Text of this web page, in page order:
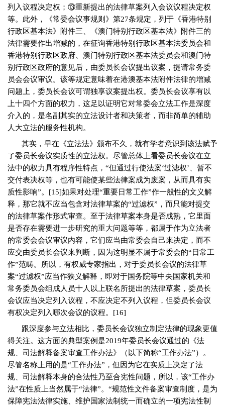
列入议程决定权； ⑬重新提出的法律草案列入会议议程决定权
等。此外，《常委会议事规则》第27条规定，列于《香港特别
行政区基本法》附件三、《澳门特别行政区基本法》附件三的
法律需要作出增减的，在征询香港特别行政区基本法委员会和
香港特别行政区政府、澳门特别行政区基本法委员会和澳门特
别行政区政府的意见后，由委员长会议提出议案，提请常务委
员会会议审议。该等规定意味着在港澳基本法附件法律的增减
问题上，委员长会议可谓独享议案提出权。委员长会议享有以
上十四个方面的权力，这足以证明它对常委会立法工作是深度
介入的，是名副其实的立法设计者和决策者，而非简单的辅助
人大立法的服务性机构。
其实，早在《立法法》颁布不久，就有学者意识到该法赋予
了委员长会议实质性的立法权。尽管总体上看委员长会议在立
法中的权力具有程序性特点，“但通过行使法案‘过滤权’、暂不
交付表决权等，也有可能使某些法律案成为废案，从而具有实
质性影响”。 [15]如果对处理“重要日常工作”作一般性的文义解
释，那它就不应当包含对法律草案的“过滤权”，而只能对提交
的法律草案作形式审查。至于法律草案本身是否成熟，它里面
是否存在需要进一步研究的重大问题等等，都属于作为立法者
的常委会会议审议内容，它们应当由常委会自己来决定，而不
应交由委员长会议来判断，因为这明显不属于常委会的“日常工
作”范畴。所以，有权威专家指出，对于委员长会议的法律草
案“过滤权”应当作狭义解释，即对于国务院等中央国家机关和
常务委员会组成人员十人以上联名所提出的法律草案，委员长
会议应当决定列入议程，不应决定不列入议程，但委员长会议
有权决定列入哪次会议的议程。 [16]
跟深度参与立法相比，委员长会议独立制定法律的现象更值
得关注。这方面的典型案例是2019年委员长会议通过的《法
规、司法解释备案审查工作办法》（以下简称“工作办法”）。
尽管名称上用的是“工作办法”，但因为它在实质上决定了法
规、司法解释本身的合法性乃至合宪性问题，所以，该“工作办
法”在性质上当然属于“法律”。“规范性文件备案审查制度，是为
保障宪法法律实施、维护国家法制统一而确立的一项宪法性制